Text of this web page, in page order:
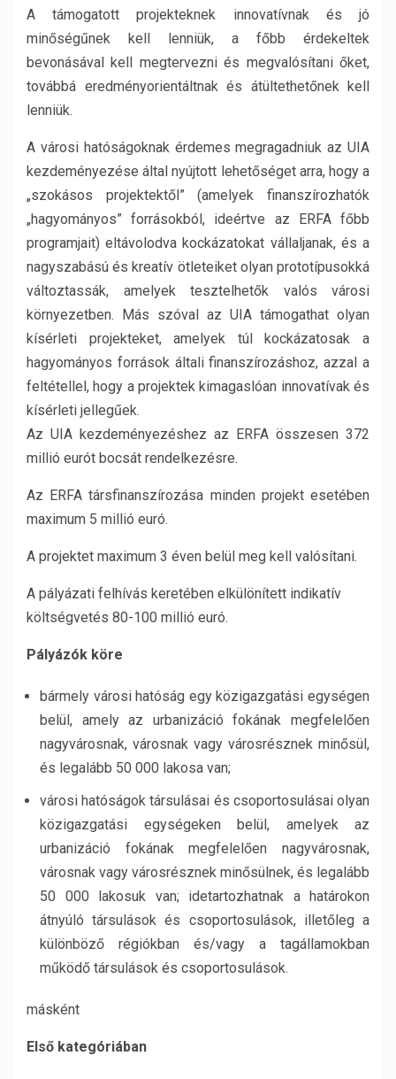
A támogatott projekteknek innovatívnak és jó
minőségűnek kell lenniük, a főbb érdekeltek
bevonásával kell megtervezni és megvalósítani őket,
továbbá eredményorientáltnak és átültethetőnek kell
lenniük.
A városi hatóságoknak érdemes megragadniuk az UIA
kezdeményezése által nyújtott lehetőséget arra, hogy a
„szokásos projektektől” (amelyek finanszírozhatók
„hagyományos” forrásokból, ideértve az ERFA főbb
programjait) eltávolodva kockázatokat vállaljanak, és a
nagyszabású és kreatív ötleteiket olyan prototípusokká
változtassák, amelyek tesztelhetők valós városi
környezetben. Más szóval az UIA támogathat olyan
kísérleti projekteket, amelyek túl kockázatosak a
hagyományos források általi finanszírozáshoz, azzal a
feltétellel, hogy a projektek kimagaslóan innovatívak és
kísérleti jellegűek.
Az UIA kezdeményezéshez az ERFA összesen 372
millió eurót bocsát rendelkezésre.
Az ERFA társfinanszírozása minden projekt esetében
maximum 5 millió euró.
A projektet maximum 3 éven belül meg kell valósítani.
A pályázati felhívás keretében elkülönített indikatív
költségvetés 80-100 millió euró.
Pályázók köre
bármely városi hatóság egy közigazgatási egységen
belül, amely az urbanizáció fokának megfelelően
nagyvárosnak, városnak vagy városrésznek minősül,
és legalább 50 000 lakosa van;
városi hatóságok társulásai és csoportosulásai olyan
közigazgatási egységeken belül, amelyek az
urbanizáció fokának megfelelően nagyvárosnak,
városnak vagy városrésznek minősülnek, és legalább
50 000 lakosuk van; idetartozhatnak a határokon
átnyúló társulások és csoportosulások, illetőleg a
különböző régiókban és/vagy a tagállamokban
működő társulások és csoportosulások.
másként
Első kategóriában